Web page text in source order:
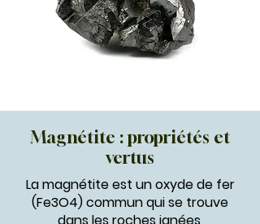
Magnétite : propriétés et
vertus
La magnétite est un oxyde de fer
(Fe3O4) commun qui se trouve
dans les roches ignées,